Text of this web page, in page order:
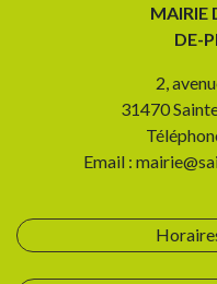
MAIRIE
DE-
2,
31470
Email :